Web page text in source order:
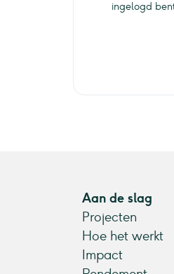
ingelogd
Aan de slag
Projecten
Hoe het werkt
Impact